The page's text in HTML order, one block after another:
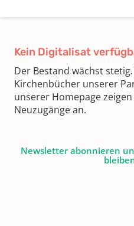
Kein Digitalisat
Der Bestand wächst
Kirchenbücher unserer
unserer Homepage
Neuzugänge an.
Newsletter abonnieren